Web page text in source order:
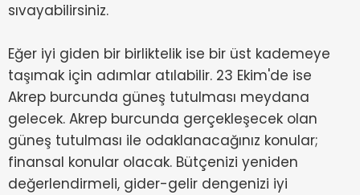
sıvayabilirsiniz.
Eğer iyi giden bir birliktelik ise bir üst kademeye
taşımak için adımlar atılabilir. 23 Ekim'de ise
Akrep burcunda güneş tutulması meydana
gelecek. Akrep burcunda gerçekleşecek olan
güneş tutulması ile odaklanacağınız konular;
finansal konular olacak. Bütçenizi yeniden
değerlendirmeli, gider-gelir dengenizi iyi